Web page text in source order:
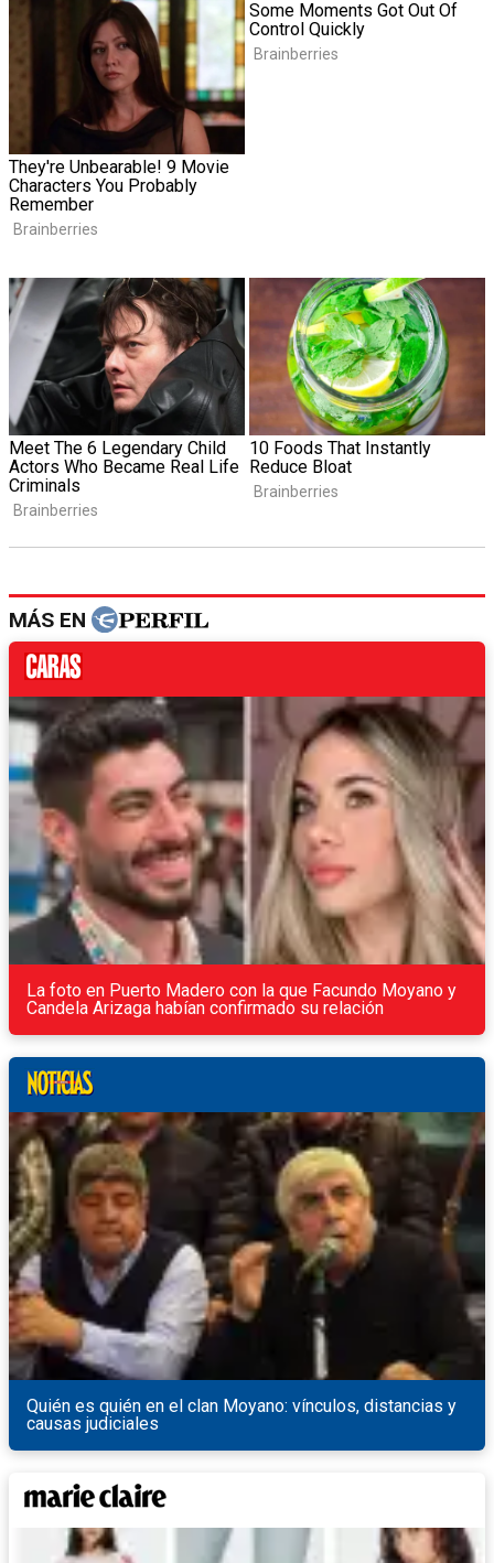
MÁS EN
La foto en Puerto Madero con la que Facundo Moyano y
Candela Arizaga habían confirmado su relación
Quién es quién en el clan Moyano: vínculos, distancias y
causas judiciales